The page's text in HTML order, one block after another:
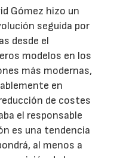
Gómez hizo un
seguida por
desde el
modelos en los
más modernas,
en
de costes
el responsable
es una tendencia
al menos a